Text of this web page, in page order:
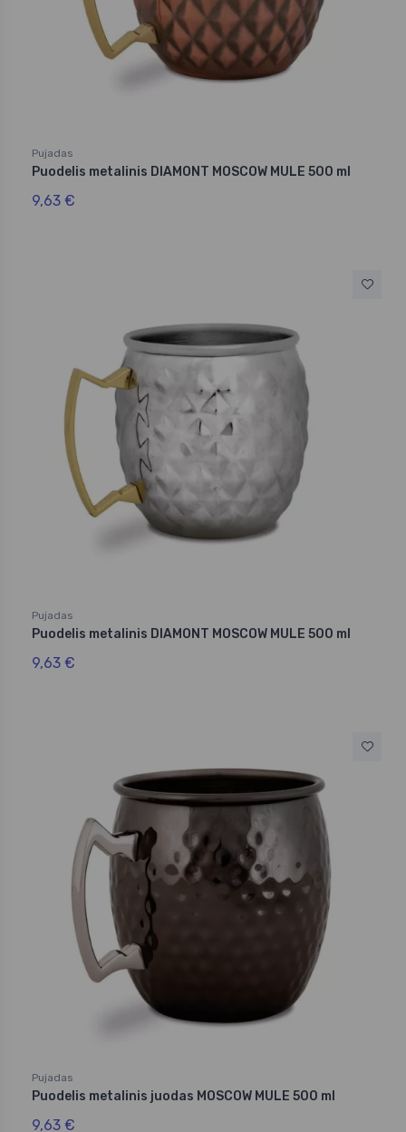
Pujadas
Puodelis metalinis DIAMONT MOSCOW MULE 500 ml
9,63 €
Pujadas
Puodelis metalinis DIAMONT MOSCOW MULE 500 ml
9,63 €
Pujadas
Puodelis metalinis juodas MOSCOW MULE 500 ml
9,63 €